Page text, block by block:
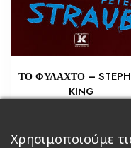
ΤΟ ΦΥΛΑΧΤΟ –
KING
Προσθήκη στο
Χρησιμοποιούμε